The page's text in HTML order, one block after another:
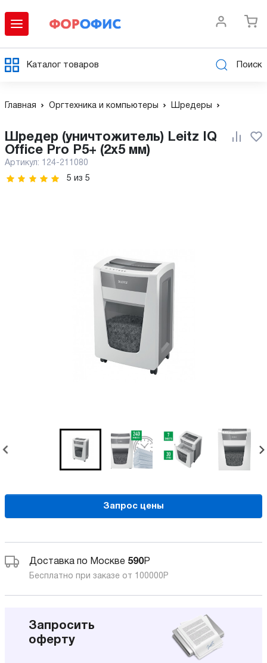
Каталог товаров Поиск
Главная Оргтехника и компьютеры Шредеры
Шредер (уничтожитель) Leitz IQ
Office Pro P5+ (2х5 мм)
Артикул: 124-211080
5 из 5
Запрос цены
Доставка по Москве 590Р
Бесплатно при заказе от 100000 Р
Запросить
оферту